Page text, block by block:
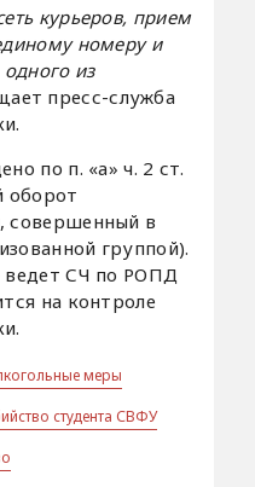
курьеров, прием
номеру и
одного из
пресс-служба
по п. «а» ч. 2 ст.
оборот
совершенный в
группой).
ведет СЧ по РОПД
на контроле
меры
студента СВФУ